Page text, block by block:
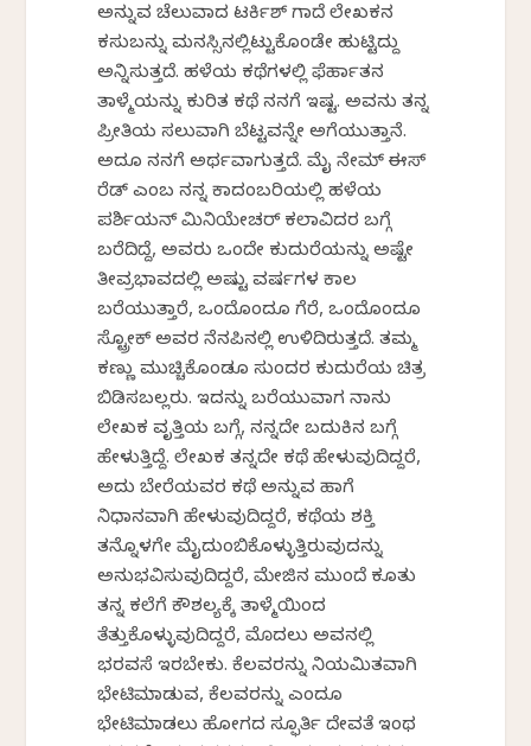
ಅನ್ನುವ ಚೆಲುವಾದ ಟರ್ಕಿಶ್ ಗಾದೆ ಲೇಖಕನ
ಕಸುಬನ್ನು ಮನಸ್ಸಿನಲ್ಲಿಟ್ಟುಕೊಂಡೇ ಹುಟ್ಟಿದ್ದು
ಅನ್ನಿಸುತ್ತದೆ. ಹಳೆಯ ಕಥೆಗಳಲ್ಲಿ ಫೆರ್ಹಾತನ
ತಾಳ್ಮೆಯನ್ನು ಕುರಿತ ಕಥೆ ನನಗೆ ಇಷ್ಟ. ಅವನು ತನ್ನ
ಪ್ರೀತಿಯ ಸಲುವಾಗಿ ಬೆಟ್ಟವನ್ನೇ ಅಗೆಯುತ್ತಾನೆ.
ಅದೂ ನನಗೆ ಅರ್ಥವಾಗುತ್ತದೆ. ಮೈ ನೇಮ್ ಈಸ್
ರೆಡ್ ಎಂಬ ನನ್ನ ಕಾದಂಬರಿಯಲ್ಲಿ ಹಳೆಯ
ಪರ್ಶಿಯನ್ ಮಿನಿಯೇಚರ್ ಕಲಾವಿದರ ಬಗ್ಗೆ
ಬರೆದಿದ್ದೆ, ಅವರು ಒಂದೇ ಕುದುರೆಯನ್ನು ಅಷ್ಟೇ
ತೀವ್ರಭಾವದಲ್ಲಿ ಅಷ್ಟು ವರ್ಷಗಳ ಕಾಲ
ಬರೆಯುತ್ತಾರೆ, ಒಂದೊಂದೂ ಗೆರೆ, ಒಂದೊಂದೂ
ಸ್ಟ್ರೋಕ್ ಅವರ ನೆನಪಿನಲ್ಲಿ ಉಳಿದಿರುತ್ತದೆ. ತಮ್ಮ
ಕಣ್ಣು ಮುಚ್ಚಿಕೊಂಡೂ ಸುಂದರ ಕುದುರೆಯ ಚಿತ್ರ
ಬಿಡಿಸಬಲ್ಲರು. ಇದನ್ನು ಬರೆಯುವಾಗ ನಾನು
ಲೇಖಕ ವೃತ್ತಿಯ ಬಗ್ಗೆ, ನನ್ನದೇ ಬದುಕಿನ ಬಗ್ಗೆ
ಹೇಳುತ್ತಿದ್ದೆ. ಲೇಖಕ ತನ್ನದೇ ಕಥೆ ಹೇಳುವುದಿದ್ದರೆ,
ಅದು ಬೇರೆಯವರ ಕಥೆ ಅನ್ನುವ ಹಾಗೆ
ನಿಧಾನವಾಗಿ ಹೇಳುವುದಿದ್ದರೆ, ಕಥೆಯ ಶಕ್ತಿ
ತನ್ನೊಳಗೇ ಮೈದುಂಬಿಕೊಳ್ಳುತ್ತಿರುವುದನ್ನು
ಅನುಭವಿಸುವುದಿದ್ದರೆ, ಮೇಜಿನ ಮುಂದೆ ಕೂತು
ತನ್ನ ಕಲೆಗೆ ಕೌಶಲ್ಯಕ್ಕೆ ತಾಳ್ಮೆಯಿಂದ
ತೆತ್ತುಕೊಳ್ಳುವುದಿದ್ದರೆ, ಮೊದಲು ಅವನಲ್ಲಿ
ಭರವಸೆ ಇರಬೇಕು. ಕೆಲವರನ್ನು ನಿಯಮಿತವಾಗಿ
ಭೇಟಿಮಾಡುವ, ಕೆಲವರನ್ನು ಎಂದೂ
ಭೇಟಿಮಾಡಲು ಹೋಗದ ಸ್ಫೂರ್ತಿ ದೇವತೆ ಇಂಥ